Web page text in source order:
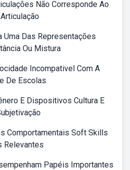
Não Corresponde Ao
Uma Das Representações
Ou Mistura
Incompativel Com A
De Escolas
E Dispositivos Cultura E
Comportamentais Soft Skills
Relevantes
Papéis Importantes